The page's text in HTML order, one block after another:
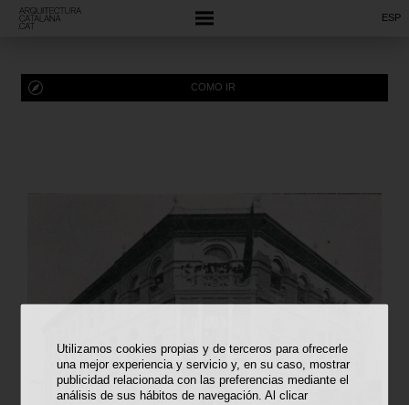
Utilizamos cookies propias y de terceros para ofrecerle
una mejor experiencia y servicio y, en su caso, mostrar
publicidad relacionada con las preferencias mediante el
análisis de sus hábitos de navegación. Al clicar
ESP
COMO IR